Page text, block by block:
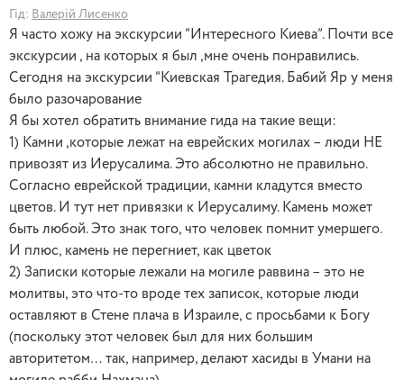
Гід: Валерій Лисенко
Я часто хожу на экскурсии “Интересного Киева”. Почти все
экскурсии , на которых я был ,мне очень понравились.
Сегодня на экскурсии “Киевская Трагедия. Бабий Яр у меня
было разочарование
Я бы хотел обратить внимание гида на такие вещи:
1) Камни ,которые лежат на еврейских могилах – люди НЕ
привозят из Иерусалима. Это абсолютно не правильно.
Согласно еврейской традиции, камни кладутся вместо
цветов. И тут нет привязки к Иерусалиму. Камень может
быть любой. Это знак того, что человек помнит умершего.
И плюс, камень не перегниет, как цветок
2) Записки которые лежали на могиле раввина – это не
молитвы, это что-то вроде тех записок, которые люди
оставляют в Стене плача в Израиле, с просьбами к Богу
(поскольку этот человек был для них большим
авторитетом… так, например, делают хасиды в Умани на